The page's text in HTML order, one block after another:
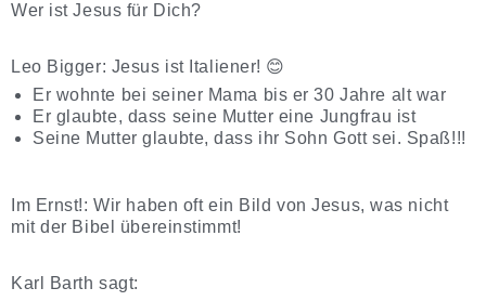
Wer ist Jesus für Dich?
Leo Bigger: Jesus ist Italiener! 😊
Er wohnte bei seiner Mama bis er 30 Jahre alt war
Er glaubte, dass seine Mutter eine Jungfrau ist
Seine Mutter glaubte, dass ihr Sohn Gott sei. Spaß!!!
Im Ernst!: Wir haben oft ein Bild von Jesus, was nicht
mit der Bibel übereinstimmt!
Karl Barth sagt: